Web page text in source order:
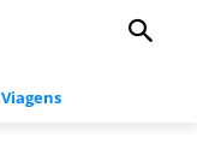
Viagens